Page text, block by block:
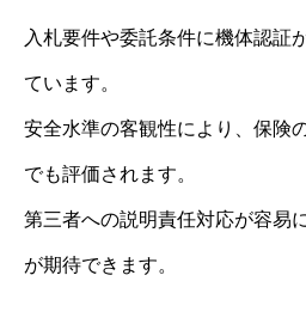
入札要件や委託条件に機体認証
ています。
安全水準の客観性により、保険
でも評価されます。
第三者への説明責任対応が容易
が期待できます。